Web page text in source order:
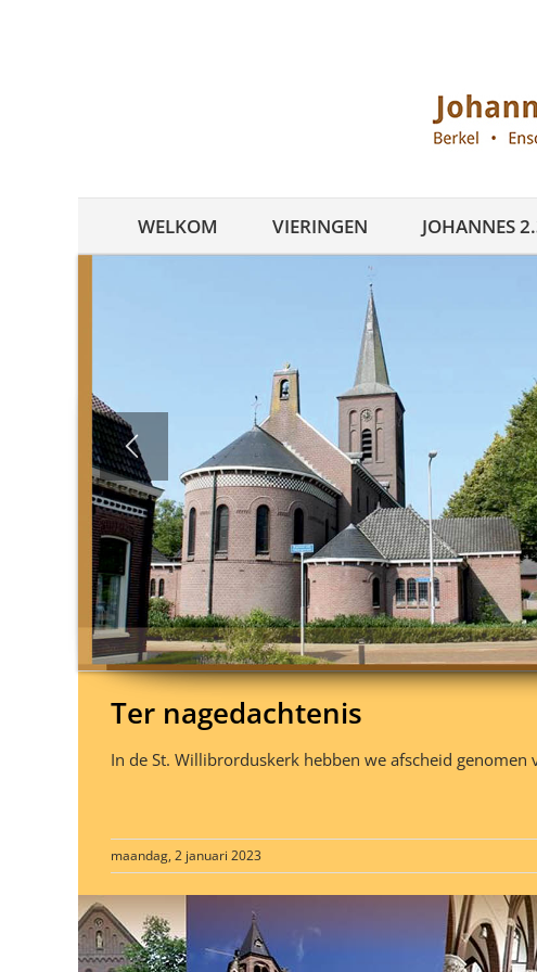
WELKOM VIERINGEN JOHANNES
Ter nagedachtenis
In de St. Willibrorduskerk hebben we afscheid genomen
maandag, 2 januari 2023